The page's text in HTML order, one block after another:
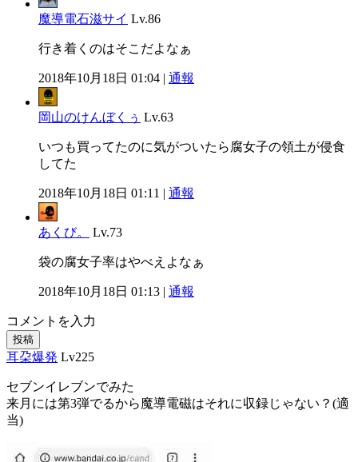
魔導電石滋サイ Lv.86
行き着くのはそこだよなぁ
2018年10月18日 01:04 | 通報
岡山のけんぼくぅ Lv.63
いつも買ってたのに気がついたら腐女子の領土が侵食
してた
2018年10月18日 01:11 | 通報
あくび。 Lv.73
袋の腐女子率はやべえよなぁ
2018年10月18日 01:13 | 通報
コメントを入力
投稿
耳朶爆発 Lv225
セブンイレブンでみた
来月には第3弾でるから魔導電磁はそれに収録じゃない？(適
当)